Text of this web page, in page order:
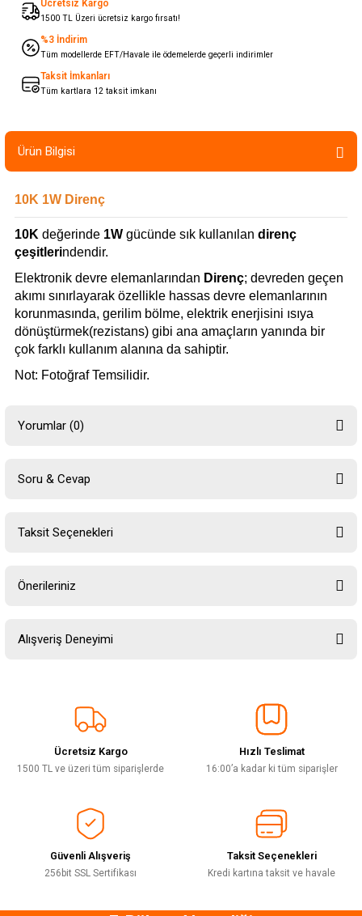
Ücretsiz Kargo
1500 TL Üzeri ücretsiz kargo fırsatı!
%3 İndirim
Tüm modellerde EFT/Havale ile ödemelerde geçerli indirimler
Taksit İmkanları
Tüm kartlara 12 taksit imkanı
Ürün Bilgisi
10K 1W Direnç
10K değerinde 1W gücünde sık kullanılan direnç
çeşitlerindendir.
Elektronik devre elemanlarından Direnç; devreden geçen
akımı sınırlayarak özellikle hassas devre elemanlarının
korunmasında, gerilim bölme, elektrik enerjisini ısıya
dönüştürmek(rezistans) gibi ana amaçların yanında bir
çok farklı kullanım alanına da sahiptir.
Not: Fotoğraf Temsilidir.
Yorumlar (0)
Soru & Cevap
Taksit Seçenekleri
Önerileriniz
Bu ürünün fiyat bilgisi, resim, ürün açıklamalarında ve diğer konularda
yetersiz gördüğünüz noktaları öneri formunu kullanarak tarafımıza
Ürün resmi kalitesiz, bozuk veya görüntülenemiyor.
Ürün açıklamasında eksik bilgiler bulunuyor.
Ürün bilgilerinde hatalar bulunuyor.
Bu ürüne benzer farklı alternatifler olmalı.
Alışveriş Deneyimi
Deneyimini Paylaş
Ücretsiz Kargo
1500 TL ve üzeri tüm siparişlerde
Hızlı Teslimat
16:00’a kadar ki tüm siparişler
Güvenli Alışveriş
256bit SSL Sertifikası
Taksit Seçenekleri
Kredi kartına taksit ve havale